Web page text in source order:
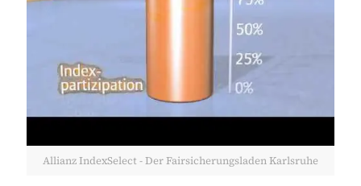
Allianz IndexSelect - Der Fairsicherungsladen Karlsruhe